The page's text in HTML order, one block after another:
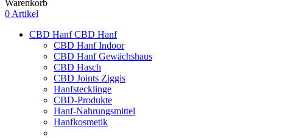
Warenkorb
0 Artikel
CBD HanfCBD Hanf
CBD Hanf Indoor
CBD Hanf Gewächshaus
CBD Hasch
CBD Joints Ziggis
Hanfstecklinge
CBD-Produkte
Hanf-Nahrungsmittel
Hanfkosmetik